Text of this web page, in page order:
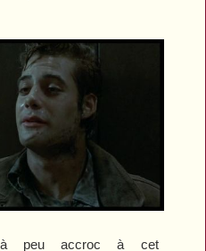
à peu accroc à cet